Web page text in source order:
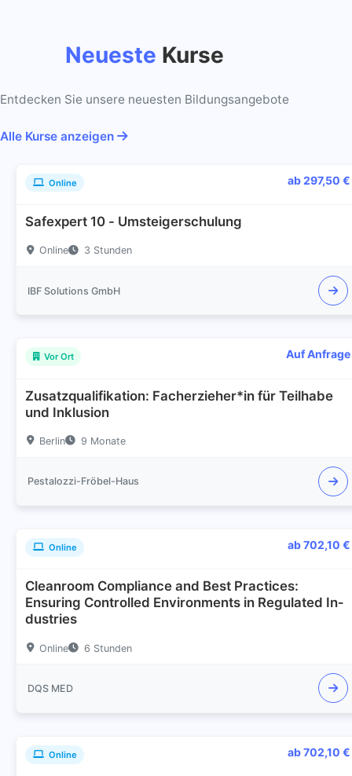
Neueste Kurse
Entdecken Sie unsere neuesten Bildungsangebote
Alle Kurse anzeigen
Online ab 297,50 €
Safexpert 10 - Umsteigerschulung
Online 3 Stunden
IBF Solutions GmbH
Vor Ort Auf Anfrage
Zusatzqualifikation: Facherzieher*in für Teilhabe
und Inklusion
Berlin 9 Monate
Pestalozzi-Fröbel-Haus
Online ab 702,10 €
Cle­an­room Com­pli­ance and Best Prac­ti­ces:
Ensuring Con­trol­led En­vi­ron­ments in Re­gu­la­ted In­
dus­tries
Online 6 Stunden
DQS MED
Online ab 702,10 €